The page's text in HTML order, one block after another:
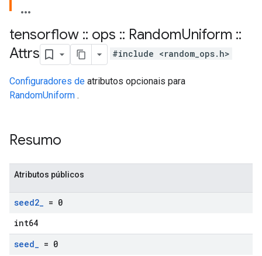
tensorflow :: ops :: RandomUniform ::
Attrs
#include <random_ops.h>
Configuradores de atributos opcionais para
RandomUniform .
Resumo
Atributos públicos
seed2_ = 0
int64
seed_ = 0